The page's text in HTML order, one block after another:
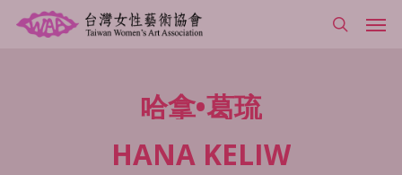
哈拿•葛琉
HANA KELIW